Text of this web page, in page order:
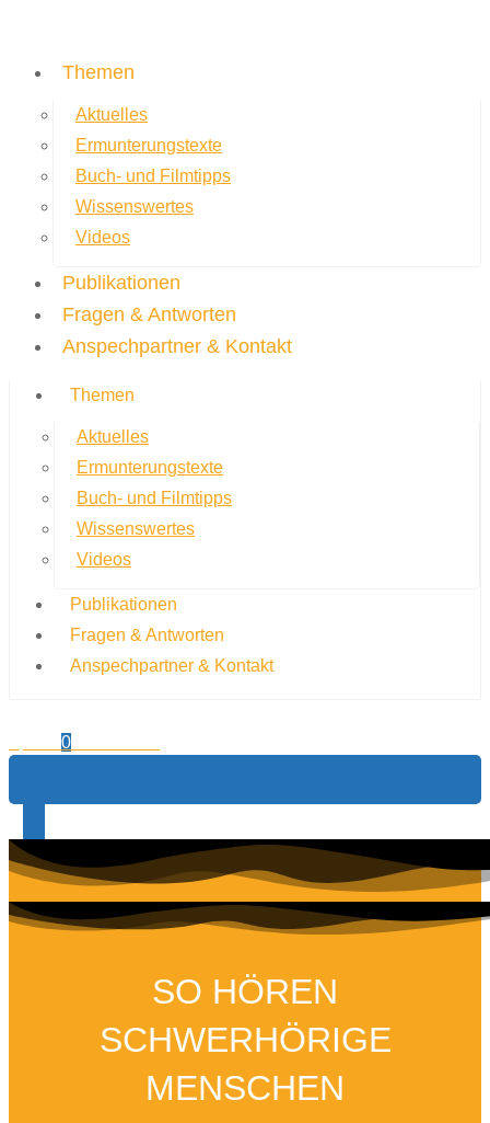
Themen
Aktuelles
Ermunterungstexte
Buch- und Filmtipps
Wissenswertes
Videos
Publikationen
Fragen & Antworten
Anspechpartner & Kontakt
Themen
Aktuelles
Ermunterungstexte
Buch- und Filmtipps
Wissenswertes
Videos
Publikationen
Fragen & Antworten
Anspechpartner & Kontakt
0
SO HÖREN
SCHWERHÖRIGE
MENSCHEN